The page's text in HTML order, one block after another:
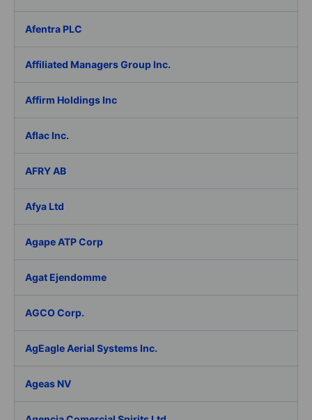
Afentra PLC
Affiliated Managers Group Inc.
Affirm Holdings Inc
Aflac Inc.
AFRY AB
Afya Ltd
Agape ATP Corp
Agat Ejendomme
AGCO Corp.
AgEagle Aerial Systems Inc.
Ageas NV